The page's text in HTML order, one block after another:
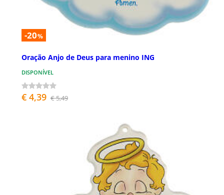
-20%
Oração Anjo de Deus para menino ING
DISPONÍVEL
€ 4,39 € 5,49